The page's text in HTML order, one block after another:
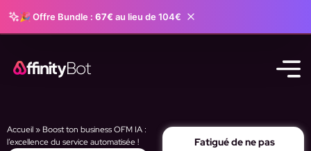
🎉 Offre Bundle : 67€ au lieu de 104€
Accueil» Boost ton business OFM IA :
l’excellence du service automatisée !
Fatigué de ne pas